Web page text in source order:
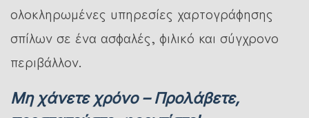
ολοκληρωμένες υπηρεσίες χαρτογράφησης
σπίλων σε ένα ασφαλές, φιλικό και σύγχρονο
περιβάλλον.
Μη χάνετε χρόνο – Προλάβετε,